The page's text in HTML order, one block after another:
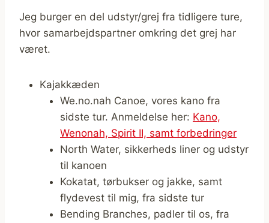
Jeg burger en del udstyr/grej fra tidligere ture,
hvor samarbejdspartner omkring det grej har
været.
Kajakkæden
We.no.nah Canoe, vores kano fra
sidste tur. Anmeldelse her: Kano,
Wenonah, Spirit II, samt forbedringer
North Water, sikkerheds liner og udstyr
til kanoen
Kokatat, tørbukser og jakke, samt
flydevest til mig, fra sidste tur
Bending Branches, padler til os, fra